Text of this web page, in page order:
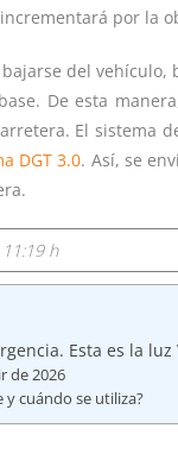
por la
del
De esta
El sistema
DGT 3.0. Así, se
h
Esta es la luz
de 2026
y cuándo se utiliza?